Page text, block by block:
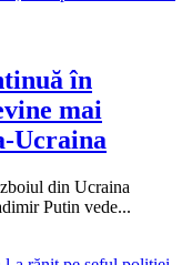
în
mai
Ucraina
din Ucraina
Putin vede...